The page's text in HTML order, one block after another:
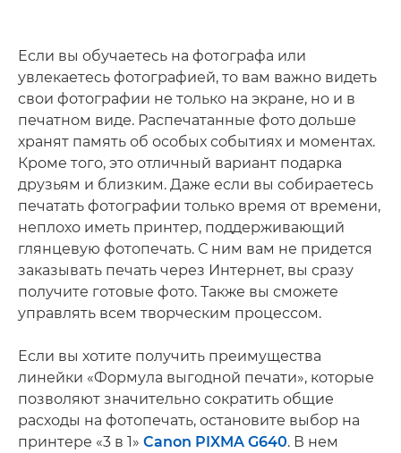
Если вы обучаетесь на фотографа или
увлекаетесь фотографией, то вам важно видеть
свои фотографии не только на экране, но и в
печатном виде. Распечатанные фото дольше
хранят память об особых событиях и моментах.
Кроме того, это отличный вариант подарка
друзьям и близким. Даже если вы собираетесь
печатать фотографии только время от времени,
неплохо иметь принтер, поддерживающий
глянцевую фотопечать. С ним вам не придется
заказывать печать через Интернет, вы сразу
получите готовые фото. Также вы сможете
управлять всем творческим процессом.
Если вы хотите получить преимущества
линейки «Формула выгодной печати», которые
позволяют значительно сократить общие
расходы на фотопечать, остановите выбор на
принтере «3 в 1» Canon PIXMA G640. В нем